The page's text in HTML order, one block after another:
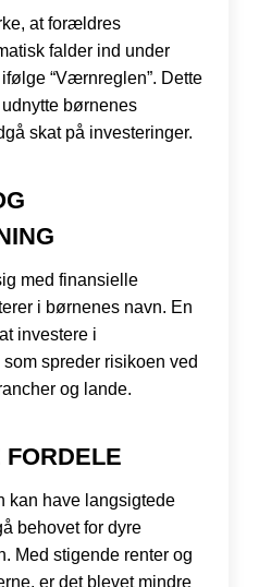
at forældres
falder ind under
“Værnreglen”. Dette
børnenes
skat på investeringer.
med finansielle
i børnenes navn. En
investere i
spreder risikoen ved
og lande.
kan have langsigtede
behovet for dyre
Med stigende renter og
er det blevet mindre